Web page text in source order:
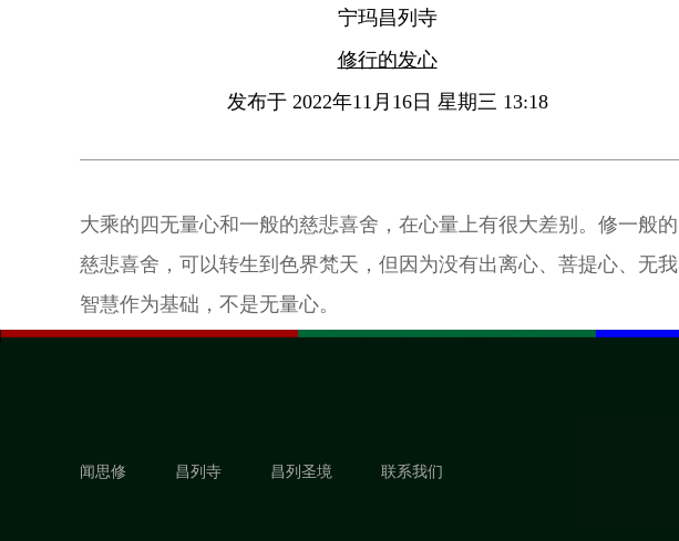
宁玛昌列寺
修行的发心
发布于 2022年11月16日 星期三 13:18
大乘的四无量心和一般的慈悲喜舍，在心量上有很大差别。修一般的
慈悲喜舍，可以转生到色界梵天，但因为没有出离心、菩提心、无我
智慧作为基础，不是无量心。
闻思修 昌列寺 昌列圣境 联系我们